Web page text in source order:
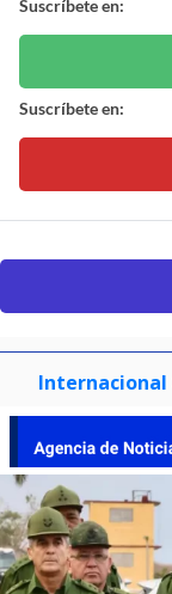
Suscríbete en:
Suscríbete en:
Internacional